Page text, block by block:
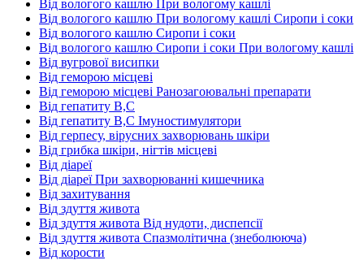
Від вологого кашлю При вологому кашлі
Від вологого кашлю При вологому кашлі Сиропи і соки
Від вологого кашлю Сиропи і соки
Від вологого кашлю Сиропи і соки При вологому кашлі
Від вугрової висипки
Від геморою місцеві
Від геморою місцеві Ранозагоювальні препарати
Від гепатиту В,С
Від гепатиту В,С Імуностимулятори
Від герпесу, вірусних захворювань шкіри
Від грибка шкіри, нігтів місцеві
Від діареї
Від діареї При захворюванні кишечника
Від захитування
Від здуття живота
Від здуття живота Від нудоти, диспепсії
Від здуття живота Спазмолітична (знеболююча)
Від корости